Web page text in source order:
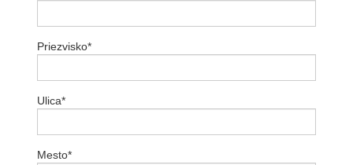
Priezvisko*
Ulica*
Mesto*